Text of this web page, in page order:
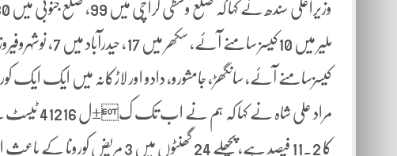
کیسزسامنے آئے، سانگھڑ، جامشورو، دادو اور لاڑکانہ میں ایک ایک